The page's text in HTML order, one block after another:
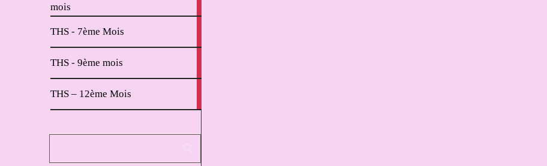
mois
THS - 7ème Mois
THS - 9ème mois
THS – 12ème Mois